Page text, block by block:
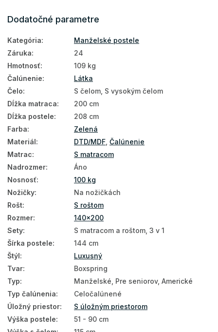
Dodatočné parametre
Kategória:
Manželské postele
Záruka:
24
Hmotnosť:
109 kg
Čalúnenie:
Látka
Čelo:
S čelom, S vysokým čelom
Dĺžka matraca:
200 cm
Dĺžka postele:
208 cm
Farba:
Zelená
Materiál: DTD/MDF Čalúnenie
Matrac:
S matracom
Nadrozmer:
Áno
Nosnosť:
100 kg
Nožičky:
Na nožičkách
Rošt:
S roštom
Rozmer:
140x200
Sety:
S matracom a roštom, 3 v 1
Šírka postele:
144 cm
Štýl:
Luxusný
Tvar:
Boxspring
Typ:
Manželské, Pre seniorov, Americké
Typ čalúnenia:
Celočalúnené
Úložný priestor:
S úložným priestorom
Výška postele:
51 - 90 cm